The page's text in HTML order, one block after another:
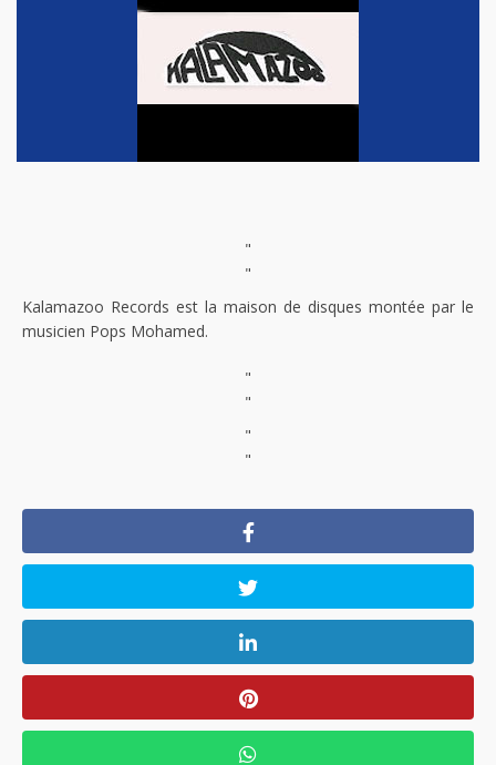
"
"
Kalamazoo Records est la maison de disques montée par le
musicien Pops Mohamed.
"
"
"
"